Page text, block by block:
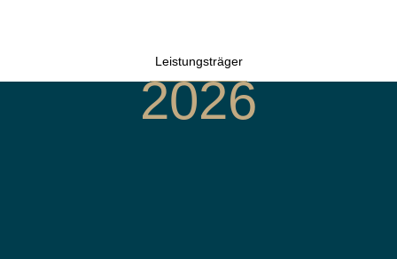
Leistungsträger
2026